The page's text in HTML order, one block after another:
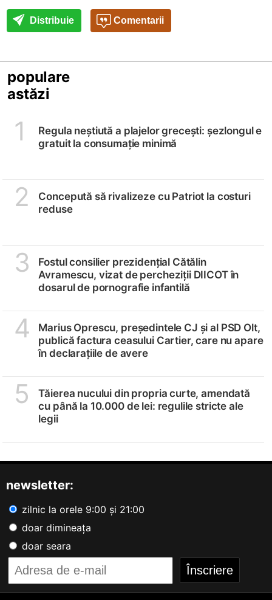
Distribuie Comentarii
populare
astăzi
1
Regula neștiută a plajelor grecești: șezlongul e
gratuit la consumație minimă
2
Concepută să rivalizeze cu Patriot la costuri
reduse
3
Fostul consilier prezidențial Cătălin
Avramescu, vizat de percheziții DIICOT în
dosarul de pornografie infantilă
4
Marius Oprescu, președintele CJ și al PSD Olt,
publică factura ceasului Cartier, care nu apare
în declarațiile de avere
5
Tăierea nucului din propria curte, amendată
cu până la 10.000 de lei: regulile stricte ale
legii
newsletter:
zilnic la orele 9:00 și 21:00
doar dimineața
doar seara